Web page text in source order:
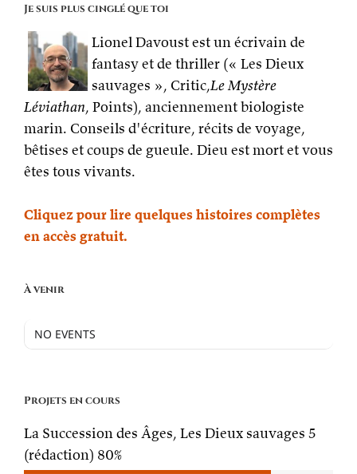
Je suis plus cinglé que toi
Lionel Davoust est un écrivain de
fantasy et de thriller (« Les Dieux
sauvages », Critic,Le Mystère
Léviathan, Points), anciennement biologiste
marin. Conseils d'écriture, récits de voyage,
bêtises et coups de gueule. Dieu est mort et vous
êtes tous vivants.
Cliquez pour lire quelques histoires complètes
en accès gratuit.
À venir
NO EVENTS
Projets en cours
La Succession des Âges, Les Dieux sauvages 5
(rédaction) 80%